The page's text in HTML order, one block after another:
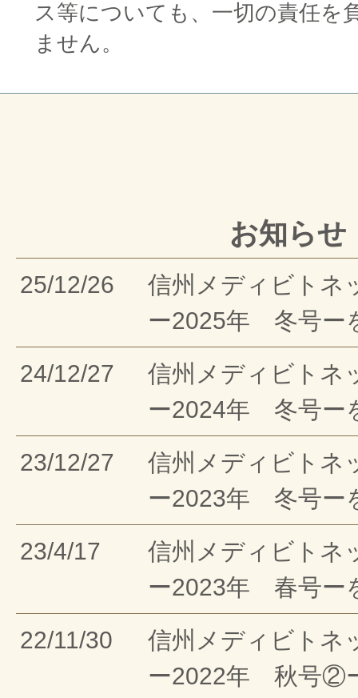
ス等についても、一切の責任を
ません。
お知らせ
25/12/26
信州メディビトネ
ー2025年 冬号ー
24/12/27
信州メディビトネ
ー2024年 冬号ー
23/12/27
信州メディビトネ
ー2023年 冬号ー
23/4/17
信州メディビトネ
ー2023年 春号ー
22/11/30
信州メディビトネ
ー2022年 秋号②